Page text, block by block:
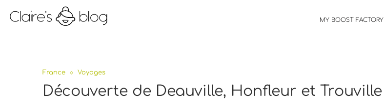
MY BOOST FACTORY
France Voyages
Découverte de Deauville, Honfleur et Trouville